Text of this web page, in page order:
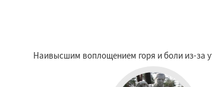
Наивысшим воплощением горя и боли из-за